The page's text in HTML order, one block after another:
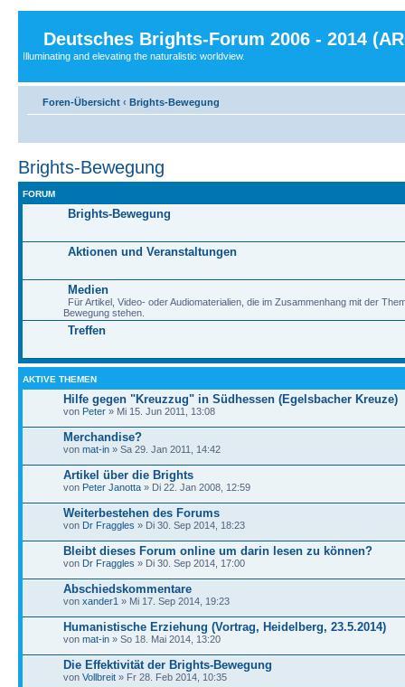
Deutsches Brights-Forum 2006 - 2014
Illuminating and elevating the naturalistic worldview.
Foren-Übersicht ‹ Brights-Bewegung
Brights-Bewegung
FORUM
Brights-Bewegung
Aktionen und Veranstaltungen
Medien
Für Artikel, Video- oder Audiomaterialien, die im Zusammenhang mit der
Bewegung stehen.
Treffen
AKTIVE THEMEN
Hilfe gegen "Kreuzzug" in Südhessen (Egelsbacher Kreuze)
von Peter » Mi 15. Jun 2011, 13:08
Merchandise?
von mat-in » Sa 29. Jan 2011, 14:42
Artikel über die Brights
von Peter Janotta » Di 22. Jan 2008, 12:59
Weiterbestehen des Forums
von Dr Fraggles » Di 30. Sep 2014, 18:23
Bleibt dieses Forum online um darin lesen zu können?
von Dr Fraggles » Di 30. Sep 2014, 17:00
Abschiedskommentare
von xander1 » Mi 17. Sep 2014, 19:23
Humanistische Erziehung (Vortrag, Heidelberg, 23.5.2014)
von mat-in » So 18. Mai 2014, 13:20
Die Effektivität der Brights-Bewegung
von Vollbreit » Fr 28. Feb 2014, 10:35